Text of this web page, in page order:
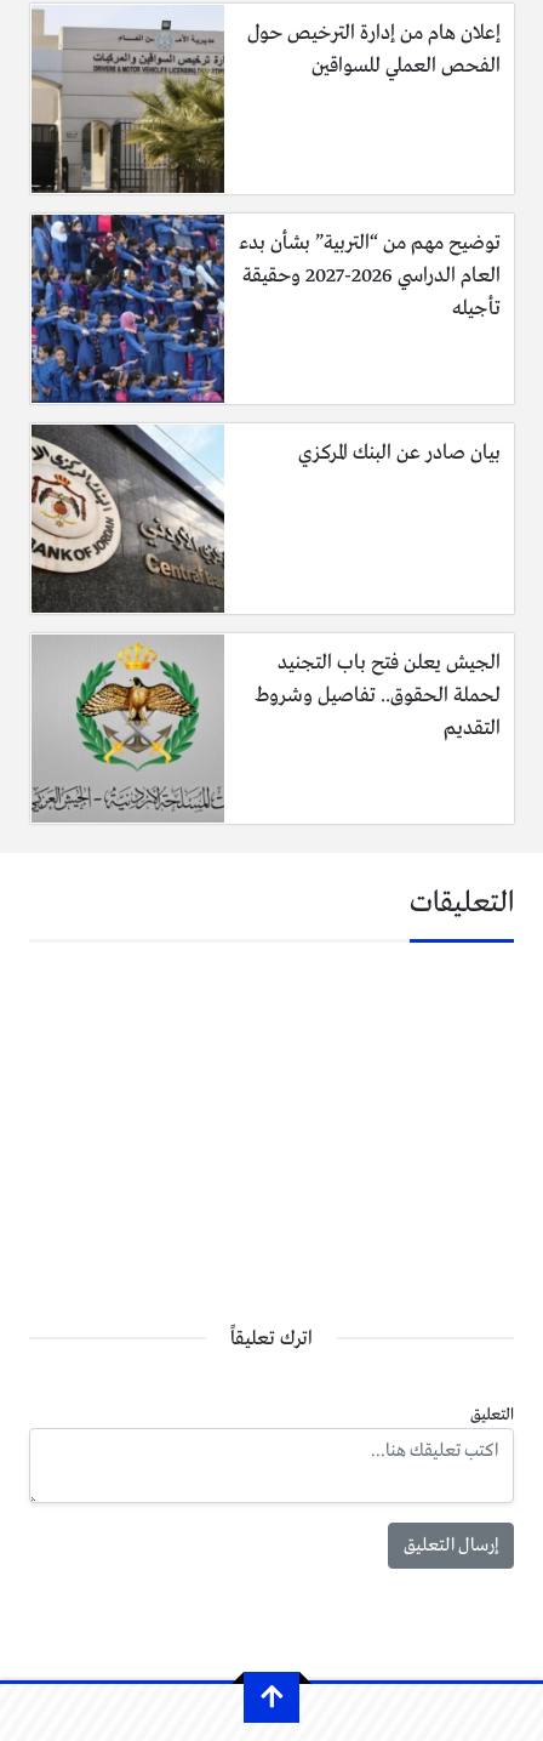
إعلان هام من إدارة الترخيص حول
الفحص العملي للسواقين
توضيح مهم من “التربية” بشأن بدء
العام الدراسي 2026-2027 وحقيقة
تأجيله
بيان صادر عن البنك المركزي
الجيش يعلن فتح باب التجنيد
لحملة الحقوق.. تفاصيل وشروط
التقديم
التعليقات
اترك تعليقاً
التعليق